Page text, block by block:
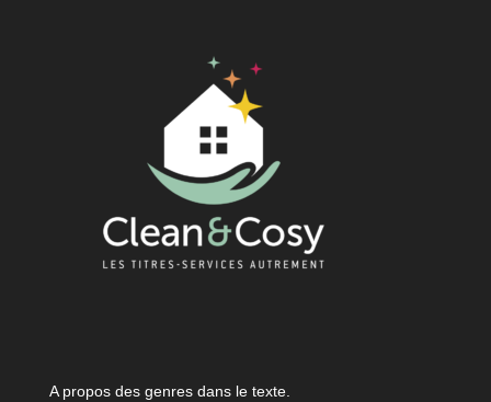
A propos des genres dans le texte.